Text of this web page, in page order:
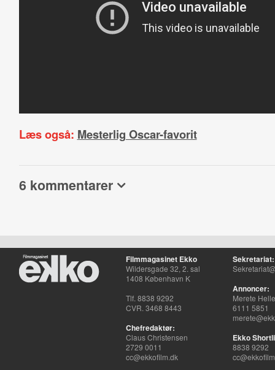
Læs også: Mesterlig Oscar-favorit
6 kommentarer
Filmmagasinet Ekko
Wildersgade 32, 2. sal
1408 København K
Tlf. 8838 9292
CVR. 3468 8443
Chefredaktør:
Claus Christensen
2729 0011
cc@ekkofilm.dk
Sekretariat:
Annoncer:
Merete
6111 5851
Ekko
8838 9292